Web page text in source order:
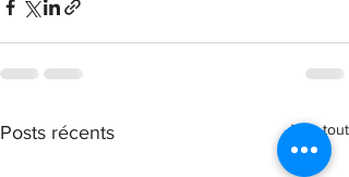
Posts récents Voir tout